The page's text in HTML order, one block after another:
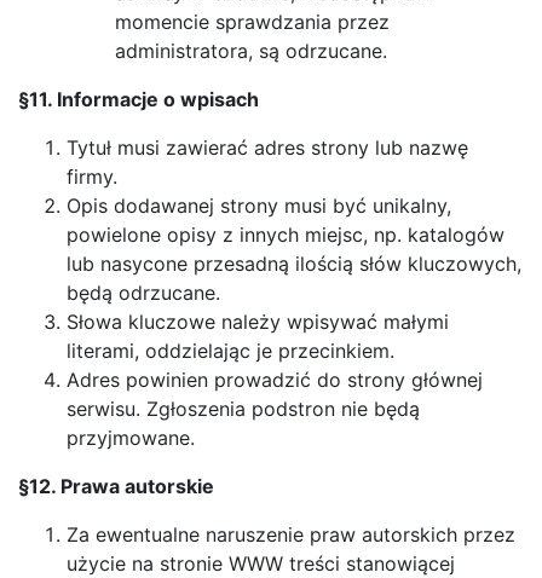
momencie sprawdzania przez
administratora, są odrzucane.
§11. Informacje o wpisach
Tytuł musi zawierać adres strony lub nazwę
firmy.
Opis dodawanej strony musi być unikalny,
powielone opisy z innych miejsc, np. katalogów
lub nasycone przesadną ilością słów kluczowych,
będą odrzucane.
Słowa kluczowe należy wpisywać małymi
literami, oddzielając je przecinkiem.
Adres powinien prowadzić do strony głównej
serwisu. Zgłoszenia podstron nie będą
przyjmowane.
§12. Prawa autorskie
Za ewentualne naruszenie praw autorskich przez
użycie na stronie WWW treści stanowiącej